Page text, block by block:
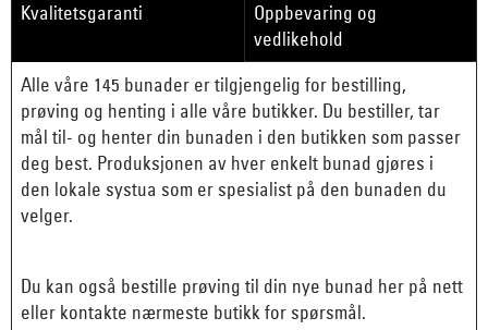
Kvalitetsgaranti
Oppbevaring og
vedlikehold
Alle våre 145 bunader er tilgjengelig for bestilling,
prøving og henting i alle våre butikker. Du bestiller, tar
mål til- og henter din bunaden i den butikken som passer
deg best. Produksjonen av hver enkelt bunad gjøres i
den lokale systua som er spesialist på den bunaden du
velger.
Du kan også bestille prøving til din nye bunad her på nett
eller kontakte nærmeste butikk for spørsmål.